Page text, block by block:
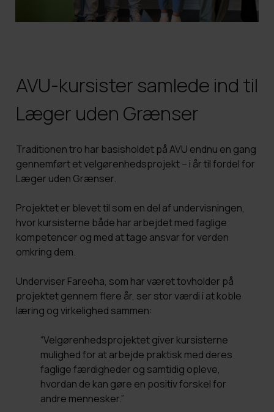
AVU-kursister samlede ind til
Læger uden Grænser
Traditionen tro har basisholdet på AVU endnu en gang
gennemført et velgørenhedsprojekt – i år til fordel for
Læger uden Grænser.
Projektet er blevet til som en del af undervisningen,
hvor kursisterne både har arbejdet med faglige
kompetencer og med at tage ansvar for verden
omkring dem.
Underviser Fareeha, som har været tovholder på
projektet gennem flere år, ser stor værdi i at koble
læring og virkelighed sammen:
“Velgørenhedsprojektet giver kursisterne
mulighed for at arbejde praktisk med deres
faglige færdigheder og samtidig opleve,
hvordan de kan gøre en positiv forskel for
andre mennesker.”
Merit
Studievalg København
HF PLUS
FVU dansk til SOSU og Sundhed
It-regler og adfærd
Find lokalet
Elevråd
Dimission
Organisationsdiagram
Årsrapporter
Ledige stillinger